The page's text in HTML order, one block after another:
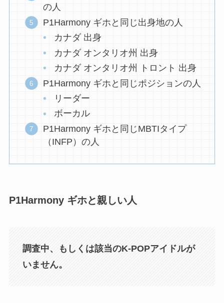
の人
P1Harmony ギホと同じ出身地の人
カナダ 出身
カナダ オンタリオ州 出身
カナダ オンタリオ州 トロント 出身
P1Harmony ギホと同じポジションの人
リーダー
ボーカル
P1Harmony ギホと同じMBTIタイプ
（INFP）の人
P1Harmony ギホと親しい人
調査中、もしくは該当のK-POPアイドルが
いません。